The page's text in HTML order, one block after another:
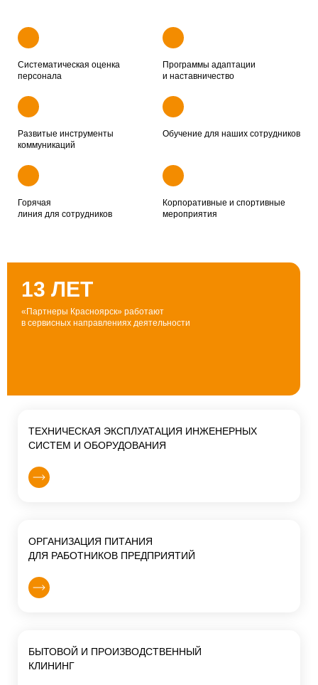
Систематическая оценка
персонала
Программы адаптации
и наставничество
Развитые инструменты
коммуникаций
Обучение для наших сотрудников
Горячая
линия для сотрудников
Корпоративные и спортивные
мероприятия
13 ЛЕТ
«Партнеры Красноярск» работают
в сервисных направлениях деятельности
ТЕХНИЧЕСКАЯ ЭКСПЛУАТАЦИЯ ИНЖЕНЕРНЫХ
СИСТЕМ И ОБОРУДОВАНИЯ
ОРГАНИЗАЦИЯ ПИТАНИЯ
ДЛЯ РАБОТНИКОВ ПРЕДПРИЯТИЙ
БЫТОВОЙ И ПРОИЗВОДСТВЕННЫЙ
КЛИНИНГ